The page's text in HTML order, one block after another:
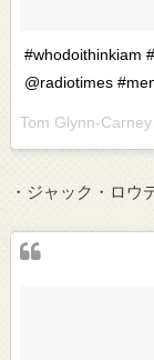
#whodoithinkiam
@radiotimes
・ジャック・ロウ